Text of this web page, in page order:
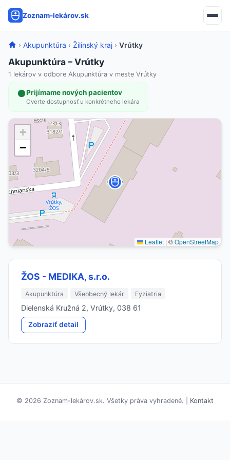
Zoznam-lekárov.sk
› Akupunktúra › Žilinský kraj › Vrútky
Akupunktúra – Vrútky
1 lekárov v odbore Akupunktúra v meste Vrútky
Prijímame nových pacientov
Overte dostupnosť u konkrétneho lekára
+
−
Leaflet | ©OpenStreetMap
ŽOS - MEDIKA, s.r.o.
Akupunktúra Všeobecný lekár Fyziatria
Dielenská Kružná 2, Vrútky, 038 61
Zobraziť detail
© 2026 Zoznam-lekárov.sk. Všetky práva vyhradené. | Kontakt